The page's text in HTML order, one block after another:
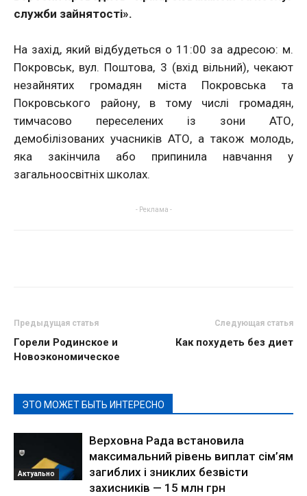
служби зайнятості».
На захід, який відбудеться о 11:00 за адресою: м.
Покровськ, вул. Поштова, 3 (вхід вільний), чекают
незайнятих громадян міста Покровська та
Покровського району, в тому числі громадян,
тимчасово переселених із зони АТО,
демобілізованих учасників АТО, а також молодь,
яка закінчила або припинила навчання у
загальноосвітніх школах.
- Реклама -
Предыдущая статья
Горели Родинское и
Новоэкономическое
Следующая статья
Как похудеть без диет
ЭТО МОЖЕТ БЫТЬ ИНТЕРЕСНО
Актуально
Верховна Рада встановила
максимальний рівень виплат сім’ям
загиблих і зниклих безвісти
захисників — 15 млн грн